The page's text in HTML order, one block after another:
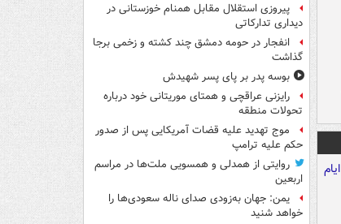
پیروزی استقلال مقابل همنام خوزستانی در
دیداری تدارکاتی
انفجار در حومه دمشق چند کشته و زخمی برجا
گذاشت
بوسه‌ پدر بر پای پسر شهیدش
رایزنی عراقچی و همتای موریتانی خود درباره
تحولات منطقه
موج تهدید علیه قضات آمریکایی پس از صدور
حکم علیه ترامپ
روایتی از همدلی و همسویی ملت‌ها در مراسم
اربعین
یمن: جهان به‌زودی صدای ناله سعودی‌ها را
خواهد شنید